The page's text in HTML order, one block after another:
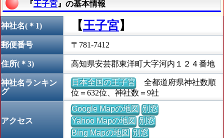
『王子宮 』の基本情報
神社名(＊1) 【王子宮】
郵便番号 〒781-7412
住所(＊3) 高知県安芸郡東洋町大字河内１２４番地
神社名ランキン
グ
日本全国の王子宮全都道府県神社数順
位＝632位、神社数＝9社
アクセス
Google Mapの地図 別窓
Yahoo Mapの地図 別窓
Bing Mapの地図 別窓